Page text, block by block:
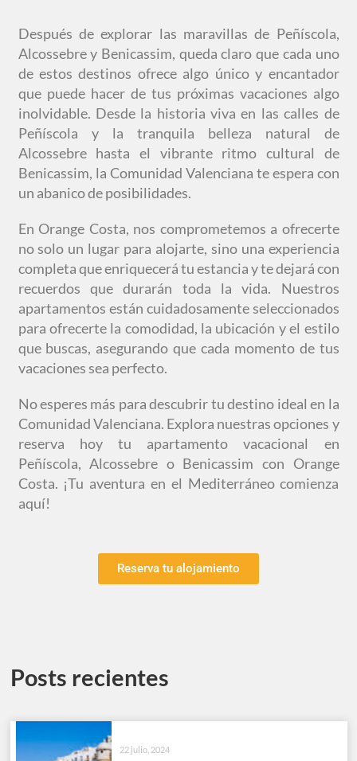
Después de explorar las maravillas de Peñíscola,
Alcossebre y Benicassim, queda claro que cada uno
de estos destinos ofrece algo único y encantador
que puede hacer de tus próximas vacaciones algo
inolvidable. Desde la historia viva en las calles de
Peñíscola y la tranquila belleza natural de
Alcossebre hasta el vibrante ritmo cultural de
Benicassim, la Comunidad Valenciana te espera con
un abanico de posibilidades.
En Orange Costa, nos comprometemos a ofrecerte
no solo un lugar para alojarte, sino una experiencia
completa que enriquecerá tu estancia y te dejará con
recuerdos que durarán toda la vida. Nuestros
apartamentos están cuidadosamente seleccionados
para ofrecerte la comodidad, la ubicación y el estilo
que buscas, asegurando que cada momento de tus
vacaciones sea perfecto.
No esperes más para descubrir tu destino ideal en la
Comunidad Valenciana. Explora nuestras opciones y
reserva hoy tu apartamento vacacional en
Peñíscola, Alcossebre o Benicassim con Orange
Costa. ¡Tu aventura en el Mediterráneo comienza
aquí!
Reserva tu alojamiento
Posts recientes
22 julio, 2024